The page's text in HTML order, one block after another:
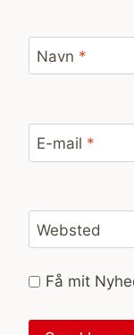
Navn *
E-mail *
Websted
Få mit